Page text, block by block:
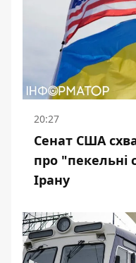
20:27
Сенат США
про "пекельні
Ірану